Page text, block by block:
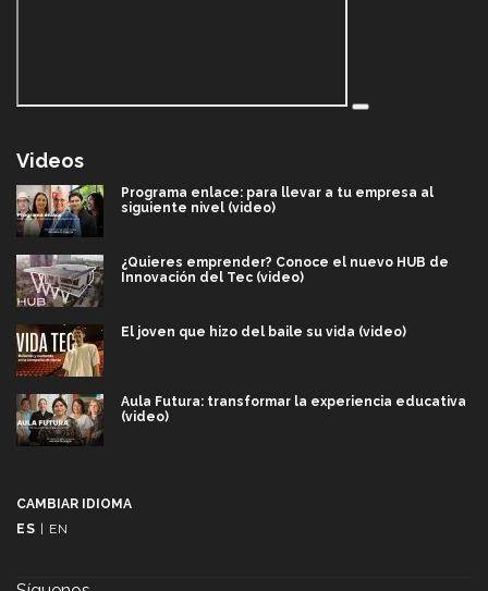
Videos
Programa enlace: para llevar a tu empresa al
siguiente nivel (video)
¿Quieres emprender? Conoce el nuevo HUB de
Innovación del Tec (video)
El joven que hizo del baile su vida (video)
Aula Futura: transformar la experiencia educativa
(video)
CAMBIAR IDIOMA
ES | EN